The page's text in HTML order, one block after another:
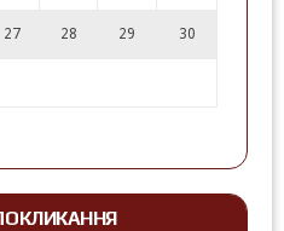
27 28 29 30